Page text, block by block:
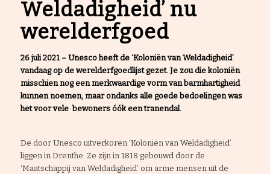
Weldadigheid’ nu
werelderfgoed
26 juli 2021 – Unesco heeft de ‘Koloniën van Weldadigheid’
vandaag op de werelderfgoedlijst gezet. Je zou die koloniën
misschien nog een merkwaardige vorm van barmhartigheid
kunnen noemen, maar ondanks alle goede bedoelingen was
het voor vele bewoners óók een tranendal.
De door Unesco uitverkoren ‘Koloniën van Weldadigheid’
liggen in Drenthe. Ze zijn in 1818 gebouwd door de
‘Maatschappij van Weldadigheid’ om arme mensen uit de